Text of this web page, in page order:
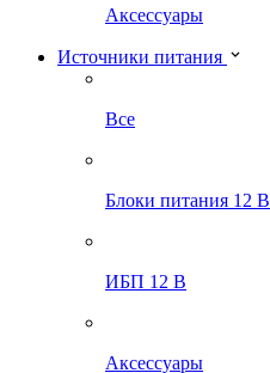
Аксессуары
Источники питания
Все
Блоки питания 12 В
ИБП 12 В
Аксессуары